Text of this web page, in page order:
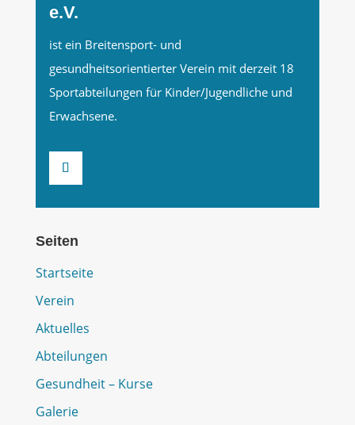
e.V.
ist ein Breitensport- und
gesundheitsorientierter Verein mit derzeit 18
Sportabteilungen für Kinder/Jugendliche und
Erwachsene.
Seiten
Startseite
Verein
Aktuelles
Abteilungen
Gesundheit – Kurse
Galerie